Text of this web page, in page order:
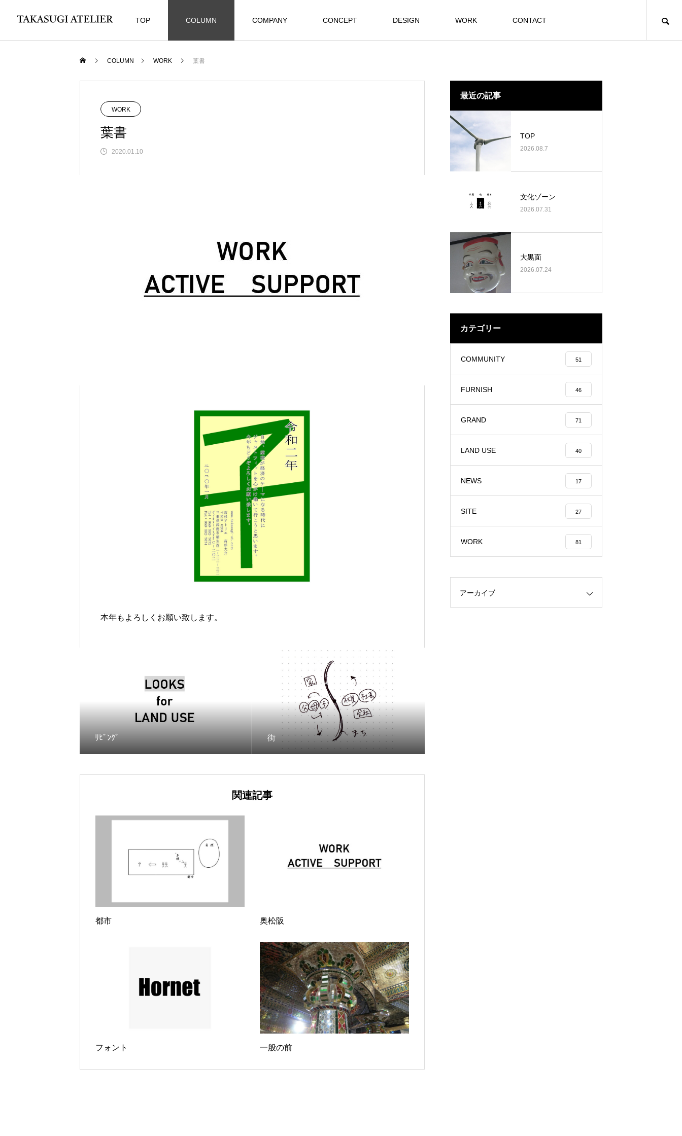
TOP COLUMN COMPANY CONCEPT DESIGN WORK CONTACT
COLUMN WORK 葉書
WORK
葉書
2020.01.10
本年もよろしくお願い致します。
ﾘﾋﾞﾝｸﾞ 街
関連記事
都市 奥松阪
フォント 一般の前
最近の記事
TOP
2026.08.7
文化ゾーン
2026.07.31
大黒面
2026.07.24
カテゴリー
COMMUNITY 51
FURNISH 46
GRAND 71
LAND USE 40
NEWS 17
SITE 27
WORK 81
アーカイブ